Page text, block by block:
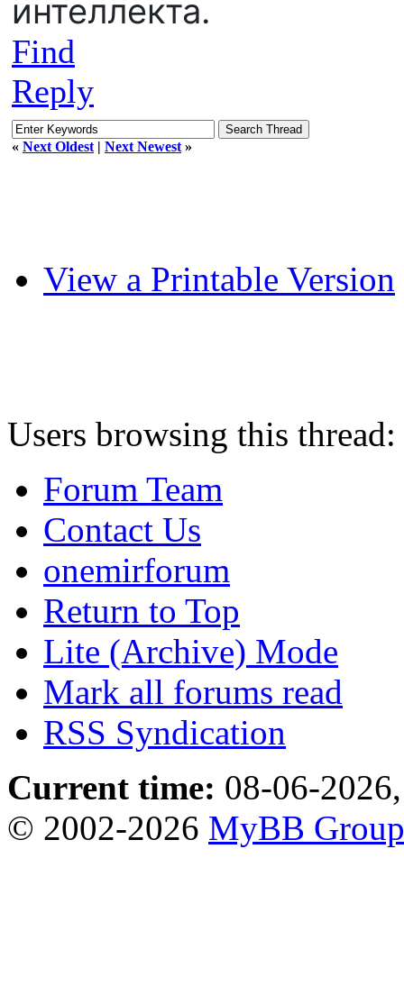
интеллекта.
Find
Reply
« Next Oldest | Next Newest »
View a Printable Version
Users browsing this
Forum Team
Contact Us
onemirforum
Return to Top
Lite (Archive) Mode
Mark all forums read
RSS Syndication
Current time: 08-06-
© 2002-2026 MyBB Group